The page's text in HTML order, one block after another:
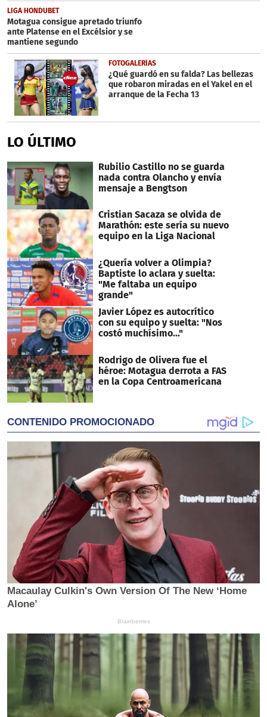
LIGA HONDUBET
Motagua consigue apretado triunfo
ante Platense en el Excélsior y se
mantiene segundo
FOTOGALERÍAS
¿Qué guardó en su falda? Las bellezas
que robaron miradas en el Yakel en el
arranque de la Fecha 13
LO ÚLTIMO
Rubilio Castillo no se guarda
nada contra Olancho y envía
mensaje a Bengtson
Cristian Sacaza se olvida de
Marathón: este sería su nuevo
equipo en la Liga Nacional
¿Quería volver a Olimpia?
Baptiste lo aclara y suelta:
"Me faltaba un equipo
grande"
Javier López es autocrítico
con su equipo y suelta: "Nos
costó muchísimo..."
Rodrigo de Olivera fue el
héroe: Motagua derrota a FAS
en la Copa Centroamericana